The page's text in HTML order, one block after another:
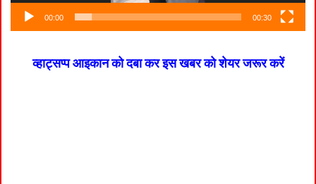
00:00 00:30
व्हाट्सप्प आइकान को दबा कर इस खबर को शेयर जरूर करें